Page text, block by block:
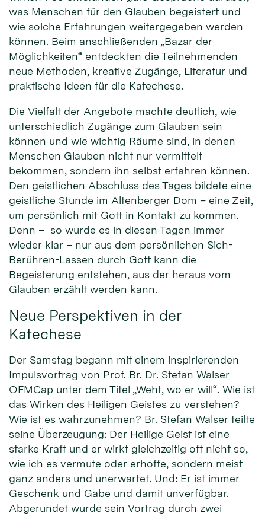
was Menschen für den Glauben begeistert und
wie solche Erfahrungen weitergegeben werden
können. Beim anschließenden „Bazar der
Möglichkeiten“ entdeckten die Teilnehmenden
neue Methoden, kreative Zugänge, Literatur und
praktische Ideen für die Katechese.
Die Vielfalt der Angebote machte deutlich, wie
unterschiedlich Zugänge zum Glauben sein
können und wie wichtig Räume sind, in denen
Menschen Glauben nicht nur vermittelt
bekommen, sondern ihn selbst erfahren können.
Den geistlichen Abschluss des Tages bildete eine
geistliche Stunde im Altenberger Dom – eine Zeit,
um persönlich mit Gott in Kontakt zu kommen.
Denn – so wurde es in diesen Tagen immer
wieder klar – nur aus dem persönlichen Sich-
Berühren-Lassen durch Gott kann die
Begeisterung entstehen, aus der heraus vom
Glauben erzählt werden kann.
Neue Perspektiven in der
Katechese
Der Samstag begann mit einem inspirierenden
Impulsvortrag von Prof. Br. Dr. Stefan Walser
OFMCap unter dem Titel „Weht, wo er will“. Wie ist
das Wirken des Heiligen Geistes zu verstehen?
Wie ist es wahrzunehmen? Br. Stefan Walser teilte
seine Überzeugung: Der Heilige Geist ist eine
starke Kraft und er wirkt gleichzeitig oft nicht so,
wie ich es vermute oder erhoffe, sondern meist
ganz anders und unerwartet. Und: Er ist immer
Geschenk und Gabe und damit unverfügbar.
Abgerundet wurde sein Vortrag durch zwei